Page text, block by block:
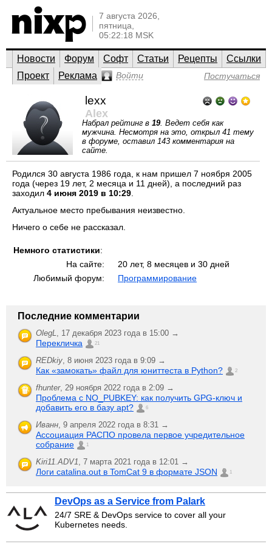
7 августа 2026,
пятница,
05:22:18 MSK
Новости Форум Софт Статьи Рецепты
Ссылки
Проект
Реклама Войти Постучаться
lexx
Alex
Набрал рейтинг в 19. Ведет себя как
мужчина. Несмотря на это, открыл 41 тему
в форуме, оставил 143 комментария на
сайте.
Родился 30 августа 1986 года, к нам пришел 7 ноября 2005
года (через 19 лет, 2 месяца и 11 дней), а последний раз
заходил 4 июня 2019 в 10:29
Актуальное место пребывания неизвестно.
Ничего о себе не рассказал.
Немного статистики:
На сайте:
20 лет, 8 месяцев и 30 дней
Любимый форум:
Программирование
Последние комментарии
OlegL, 17 декабря 2023 года в 15:00 →
Перекличка 21
REDkiy, 8 июня 2023 года в 9:09 →
Как «замокать» файл для юниттеста в Python? 2
fhunter, 29 ноября 2022 года в 2:09 →
Проблема с NO_PUBKEY: как получить GPG-ключ и
добавить его в базу apt?
6
Иванн, 9 апреля 2022 года в 8:31 →
Ассоциация РАСПО провела первое учредительное
собрание
1
Kiri11.ADV1, 7 марта 2021 года в 12:01 →
Логи catalina.out в TomCat 9 в формате JSON 1
DevOps as a Service from Palark
24/7 SRE & DevOps service to cover all your
Kubernetes needs.